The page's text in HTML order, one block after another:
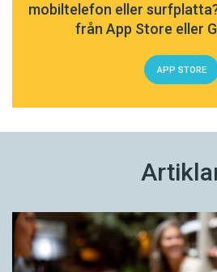
mobiltelefon eller
från App Store eller
APP STORE